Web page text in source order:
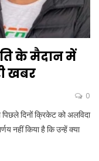
के मैदान में
खबर
0
दिनों क्रिकेट को अलविदा
नहीं किया है कि उन्हें क्या